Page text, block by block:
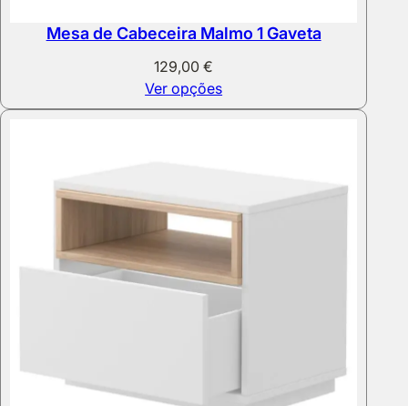
Mesa de Cabeceira Malmo 1 Gaveta
129,00€
Ver opções